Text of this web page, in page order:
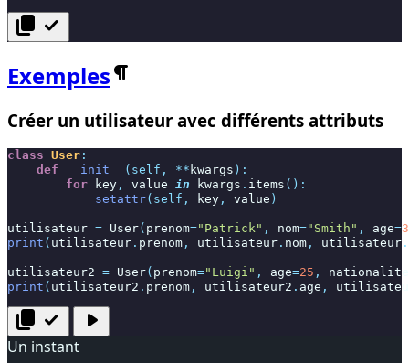
content_copy check
Exemples
Créer un utilisateur avec différents attributs
class User :
def
__init__ ( self , ** kwargs ):
for
key , value in kwargs . items ():
setattr( self , key , value )
utilisateur = User( prenom="Patrick" , nom="Smith" , age=
print ( utilisateur . prenom , utilisateur . nom , utilisateur .
utilisateur2 = User( prenom="Luigi" , age=25 ,
nationalite
print ( utilisateur2 . prenom , utilisateur2 . age ,
content_copy check play_arrow
Un instant